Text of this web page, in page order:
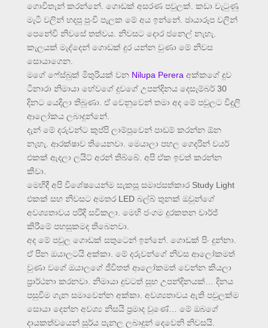
ගොවිතැන් කරන්නේ. ගොඩක් අසරණ පවුලක්. කඩා වැටුණු
මැටි වලින් හදපු පුංචි පැලක මේ අය ඉන්නේ. ඡායාරූප වලින්
පෙනේවි නිවසේ තත්වය. නිවසට දොර ජනෙල් නැහැ.
කැලයක් මැද්දෙන් ගොඩක් දුර යන්න වුණා මේ නිවස
සොයාගෙන.
මගේ ෆේස්බුක් මිතුරියක් වන Nilupa Perera අක්කගේ දුව
ටිනාරා නිමායා හේවගේ දුවගේ උපන්දිනය දෙසැම්බර් 30
දිනට යෙදිලා තිබුණා. ඒ වෙනුවෙන් තමා අද මේ පවුලට විදුලි
ආලෝකය ලබාදුන්නේ.
දැන් මේ දරුවන්ට කුප්පි ලාම්පුවෙන් පාඩම් කරන්න ඕන
නැහැ. ආරක්ෂාව තියෙනවා. මෙයාලා පහල ගෙදරින් වයර්
එකක් ඇදලා ලයිට් අරන් තිබ්බේ. අපි ඒක ඉවත් කරන්න
කීවා.
මෙහිදී අපි විශේෂයෙන්ම සැකසූ සමාජසත්කාර Study Light
එකක් සහ නිවසට අමතර LED බල්බ් තුනක් ඔවුන්ගේ
අවශ්‍යතාවය පරිදි සවිකලා. මෙහි ජංගම දුරකතන චාර්ජ්
කිරීමේ පහසුකමද තිබෙනවා.
අද මේ පවුල ගොඩක් සතුටෙන් ඉන්නේ. ගොඩක් පිං දුන්නා.
ඒ පින ඔයාලටයි අක්කා. මේ දරුවන්ගේ නිවස ආලෝකමත්
වුණා වගේ ඔයාලගේ ජීවිතත් ආලෝකමත් වෙන්න කියලා
ප්‍රාර්ථනා කරනවා. නිමායා දුවටත් සුභ උපන්දිනයක්… දිනය
පසුවීම ගැන සමාවෙන්න අක්කා. අවශ්‍යතාවය ඇති පවුලක්ම
සොයා දෙන්න අවශ්‍ය නිසයි ප්‍රමාද වුණේ… මේ ඔබගේ
දායකත්වයෙන් සුර්ය පැනල ලබාදුන් දෙවෙනි නිවසයි.